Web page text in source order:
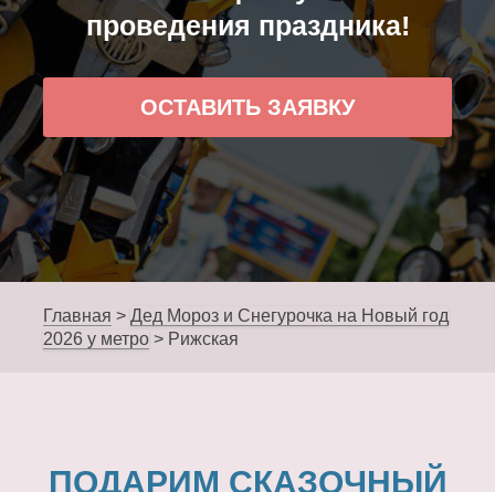
проведения праздника!
ОСТАВИТЬ ЗАЯВКУ
Главная > Дед Мороз и Снегурочка на Новый год
2026 у метро > Рижская
ПОДАРИМ СКАЗОЧНЫЙ